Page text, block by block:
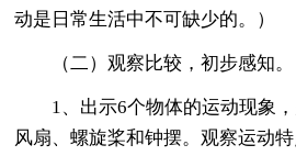
动是日常生活中不可缺少的。）
（二）观察比较，初步感知。
1、出示6个物体的运动现象，
风扇、螺旋桨和钟摆。观察运动